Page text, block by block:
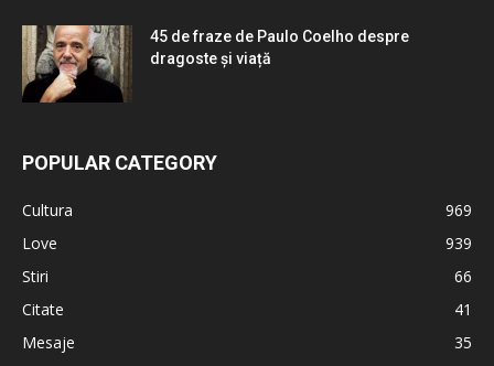
45 de fraze de Paulo Coelho despre
dragoste și viață
POPULAR CATEGORY
Cultura
969
Love
939
Stiri
66
Citate
41
Mesaje
35